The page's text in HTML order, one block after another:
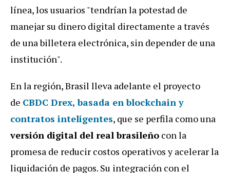
línea, los usuarios "tendrían la potestad de
manejar su dinero digital directamente a través
de una billetera electrónica, sin depender de una
institución".
En la región, Brasil lleva adelante el proyecto
de CBDC Drex,basada enblockchain y
contratos inteligentes, que se perfila como una
versión digital del real brasileño con la
promesa de reducir costos operativos y acelerar la
liquidación de pagos. Su integración con el